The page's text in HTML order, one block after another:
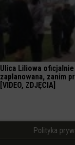
Ulica Liliowa oficjalnie
zaplanowana, zanim
[VIDEO, ZDJĘCIA]
Polityka